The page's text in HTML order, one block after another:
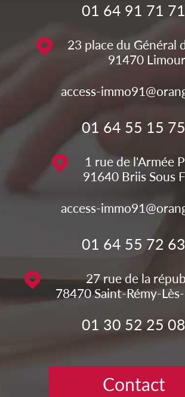
01 64 91 71 71
23 place du Général
91470
access-
01 64 55 15 75
1 rue de l'Armée
91640 Briis Sous
access-
01 64 55 72 63
27 rue de la
78470 Saint-Rémy-
01 30 52 25 08
Contact